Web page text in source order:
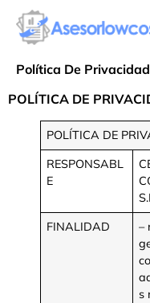
Política De Privacidad
POLÍTICA DE
POLÍTICA DE
RESPONSABL
E
FINALIDAD
–
s